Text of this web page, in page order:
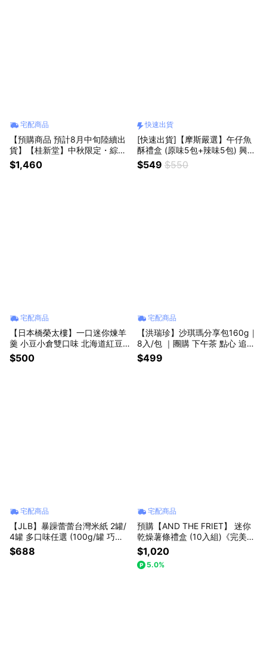
宅配商品
【預購商品 預計8月中旬陸續出
貨】【桂新堂】中秋限定・綜合
蝦煎餅綜合禮盒(18入)
$1,460
快速出貨
[快速出貨]【摩斯嚴選】午仔魚
酥禮盒 (原味5包+辣味5包) 興達
港漁會
$549 $550
宅配商品
【日本橋榮太樓】一口迷你煉羊
羹 小豆小倉雙口味 北海道紅豆
沙洋菜甜點心 外國進口食品 日
式百年拌手禮品 和菓子 辦公室
$500
宅配商品
【洪瑞珍】沙琪瑪分享包160g｜
8入/包 ｜團購 下午茶 點心 追劇
解饞 露營 拜拜 伴手禮
$499
宅配商品
【JLB】暴躁蕾蕾台灣米紙 2罐/
4罐 多口味任選 (100g/罐 巧克
力/草莓凍乾/酸奶/起司/海苔 辦
公室 網紅零食)
$688
宅配商品
預購【AND THE FRIET】 迷你
乾燥薯條禮盒 (10入組)《完美禮
品本舖》
$1,020
5.0%